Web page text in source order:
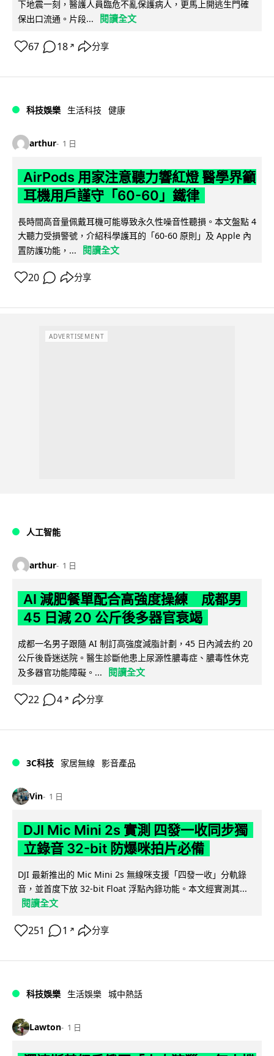
下地震一刻，醫護人員臨危不亂保護病人，更馬上開逃生門確
保出口流通。片段...
閱讀全文
67 18 ↗ 分享
科技娛樂 生活科技 健康
arthur 1 日
AirPods 用家注意聽力響紅燈 醫學界籲
耳機用戶謹守「60-60」鐵律
長時間高音量佩戴耳機可能導致永久性噪音性聽損。本文盤點 4
大聽力受損警號，介紹科學護耳的「60-60 原則」及 Apple 內
置防護功能，...
閱讀全文
20 分享
ADVERTISEMENT
人工智能
arthur 1 日
AI 減肥餐單配合高強度操練 成都男
45 日減 20 公斤後多器官衰竭
成都一名男子跟隨 AI 制訂高強度減脂計劃，45 日內減去約 20
公斤後昏迷送院。醫生診斷他患上尿源性膿毒症、膿毒性休克
及多器官功能障礙。...
閱讀全文
22 4 ↗ 分享
3C科技 家居無線 影音產品
Vin 1 日
DJI Mic Mini 2s 實測 四發一收同步獨
立錄音 32-bit 防爆咪拍片必備
DJI 最新推出的 Mic Mini 2s 無線咪支援「四發一收」分軌錄
音，並首度下放 32-bit Float 浮點內錄功能。本文經實測其...
閱讀全文
251 1 ↗ 分享
科技娛樂 生活娛樂 城中熱話
Lawton 1 日